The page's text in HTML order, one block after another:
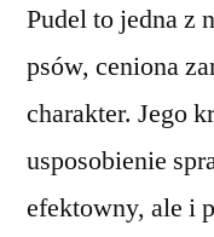
Pudel to jedna z
psów, ceniona
charakter. Jego
usposobienie
efektowny, ale i